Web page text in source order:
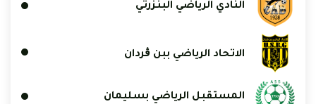
النادي الرياضي البنزرتي
الاتحاد الرياضي ببن ڨردان
المستقبل الرياضي بسليمان